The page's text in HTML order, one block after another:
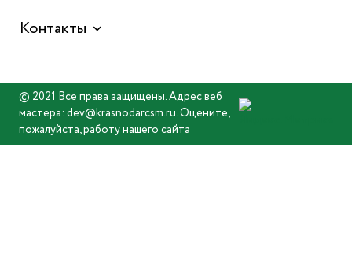
Контакты
© 2021 Все права защищены. Адрес веб
мастера: dev@krasnodarcsm.ru. Оцените,
пожалуйста, работу нашего сайта